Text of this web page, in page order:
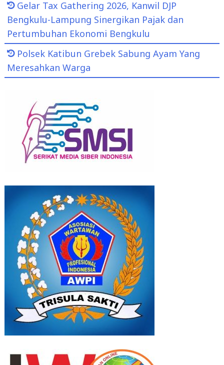
Gelar Tax Gathering 2026, Kanwil DJP
Bengkulu-Lampung Sinergikan Pajak dan
Pertumbuhan Ekonomi Bengkulu
Polsek Katibun Grebek Sabung Ayam Yang
Meresahkan Warga